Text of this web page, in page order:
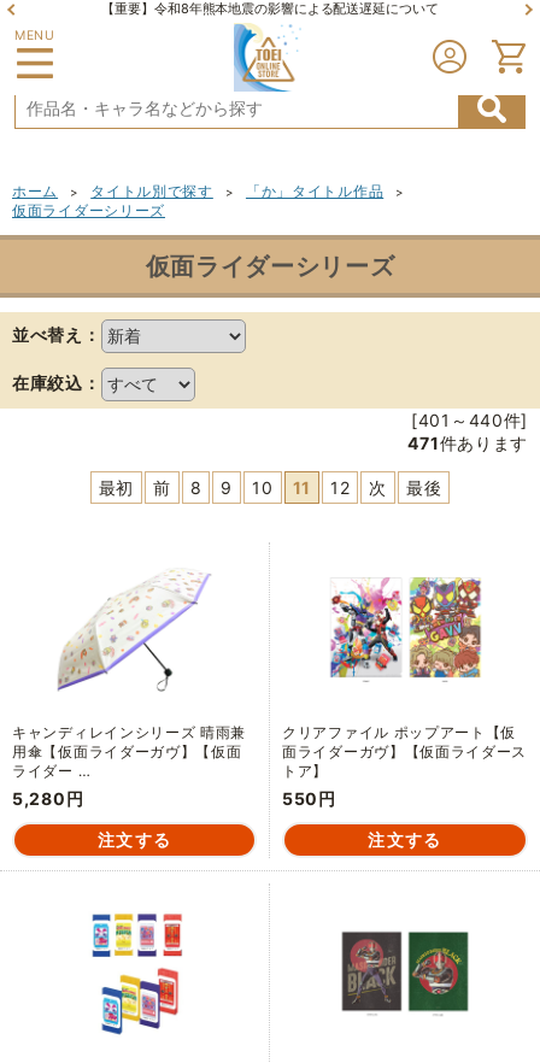
【重要】令和8年熊本地震の影響による配送遅延について
MENU
ホーム > タイトル別で探す > 「か」タイトル作品 >
仮面ライダーシリーズ
仮面ライダーシリーズ
並べ替え：
在庫絞込：
[401～440件]
471件あります
最初 前 8 9 10 11 12 次 最後
キャンディレインシリーズ 晴雨兼
用傘【仮面ライダーガヴ】【仮面
ライダー …
5,280円
クリアファイル ポップアート【仮
面ライダーガヴ】【仮面ライダース
トア】
550円